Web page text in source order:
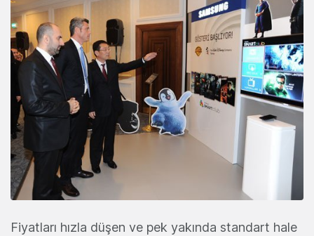
Fiyatları hızla düşen ve pek yakında standart hale